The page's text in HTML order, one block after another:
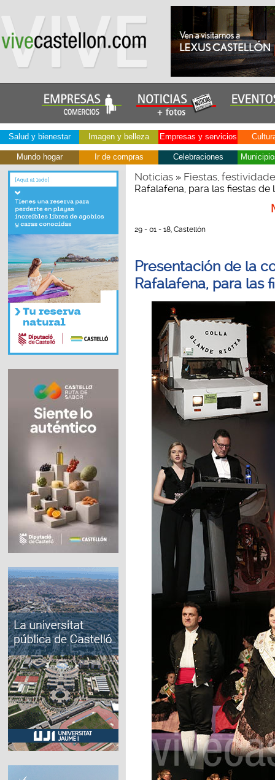
Salud y bienestar Imagen y belleza Empresas y servicios
Mundo hogar Ir de compras Celebraciones
Noticias» Fiestas,
Rafalafena, para las fiestas de
29 - 01 - 18, Castellón
Presentación de la
Rafalafena, para las